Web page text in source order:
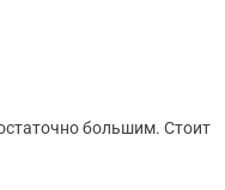
большим. Стоит